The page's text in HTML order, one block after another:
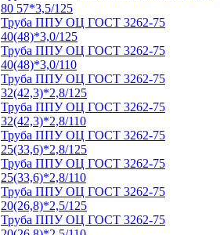
80 57*3,5/125
Труба ППУ ОЦ ГОСТ 3262-75
40(48)*3,0/125
Труба ППУ ОЦ ГОСТ 3262-75
40(48)*3,0/110
Труба ППУ ОЦ ГОСТ 3262-75
32(42,3)*2,8/125
Труба ППУ ОЦ ГОСТ 3262-75
32(42,3)*2,8/110
Труба ППУ ОЦ ГОСТ 3262-75
25(33,6)*2,8/125
Труба ППУ ОЦ ГОСТ 3262-75
25(33,6)*2,8/110
Труба ППУ ОЦ ГОСТ 3262-75
20(26,8)*2,5/125
Труба ППУ ОЦ ГОСТ 3262-75